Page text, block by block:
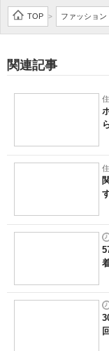
TOP > ファッション
関連記事